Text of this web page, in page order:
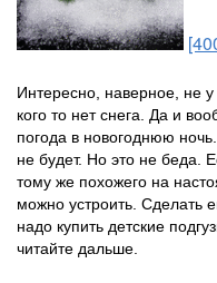
Интересно, наверное, не
кого то нет снега. Да и
погода в новогоднюю
не будет. Но это не беда.
тому же похожего на
можно устроить. Сделать
надо купить детские
читайте дальше.